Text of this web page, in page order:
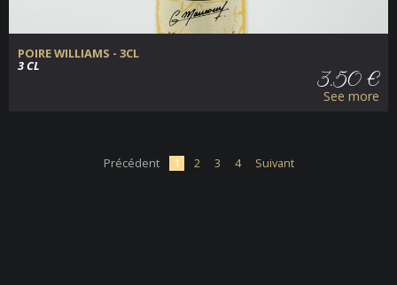
POIRE WILLIAMS - 3CL
3 CL
3.50 €
See more
Précédent 1 2 3 4 Suivant